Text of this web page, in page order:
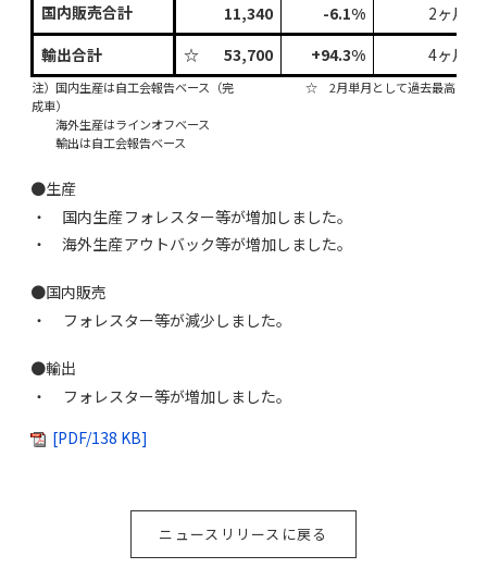
国内販売合計
11,340 -6.1%
2ヶ月
輸出合計
☆ 53,700 +94.3% 4ヶ月
注）国内生産は自工会報告ベース（完
成車）
海外生産はラインオフベース
輸出は自工会報告ベース
☆ 2月単月として過去最高
●生産
・ 国内生産フォレスター等が増加しました。
・ 海外生産アウトバック等が増加しました。
●国内販売
・
フォレスター等が減少しました。
●輸出
・
フォレスター等が増加しました。
[PDF/138 KB]
ニュースリリースに戻る